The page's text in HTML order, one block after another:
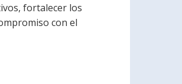
fortalecer los
con el